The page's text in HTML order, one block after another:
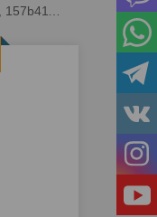
Электромагнитный клапан данфосс 11166829 (157b4128, 157b4116)